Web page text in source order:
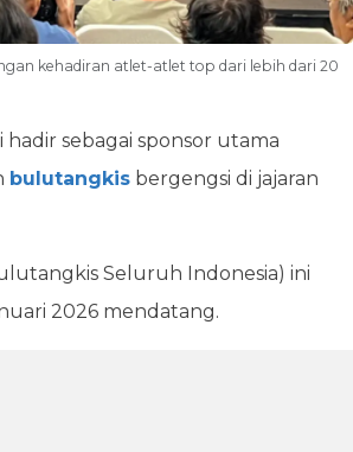
kehadiran atlet-atlet top dari lebih dari 20
hadir sebagai sponsor utama
bulutangkis bergengsi di jajaran
Seluruh Indonesia) ini
2026 mendatang.